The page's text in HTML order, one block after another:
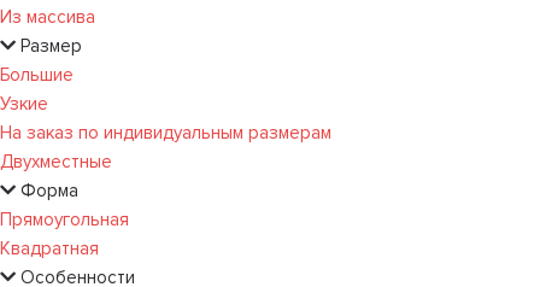
Из массива
Размер
Большие
Узкие
На заказ по индивидуальным размерам
Двухместные
Форма
Прямоугольная
Квадратная
Особенности